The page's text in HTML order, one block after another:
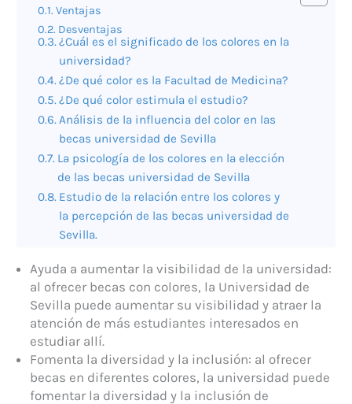
Ventajas
Desventajas
¿Cuál es el significado de los colores en la
universidad?
¿De qué color es la Facultad de Medicina?
¿De qué color estimula el estudio?
Análisis de la influencia del color en las
becas universidad de Sevilla
La psicología de los colores en la elección
de las becas universidad de Sevilla
Estudio de la relación entre los colores y
la percepción de las becas universidad de
Sevilla.
Ayuda a aumentar la visibilidad de la universidad:
al ofrecer becas con colores, la Universidad de
Sevilla puede aumentar su visibilidad y atraer la
atención de más estudiantes interesados en
estudiar allí.
Fomenta la diversidad y la inclusión: al ofrecer
becas en diferentes colores, la universidad puede
fomentar la diversidad y la inclusión de